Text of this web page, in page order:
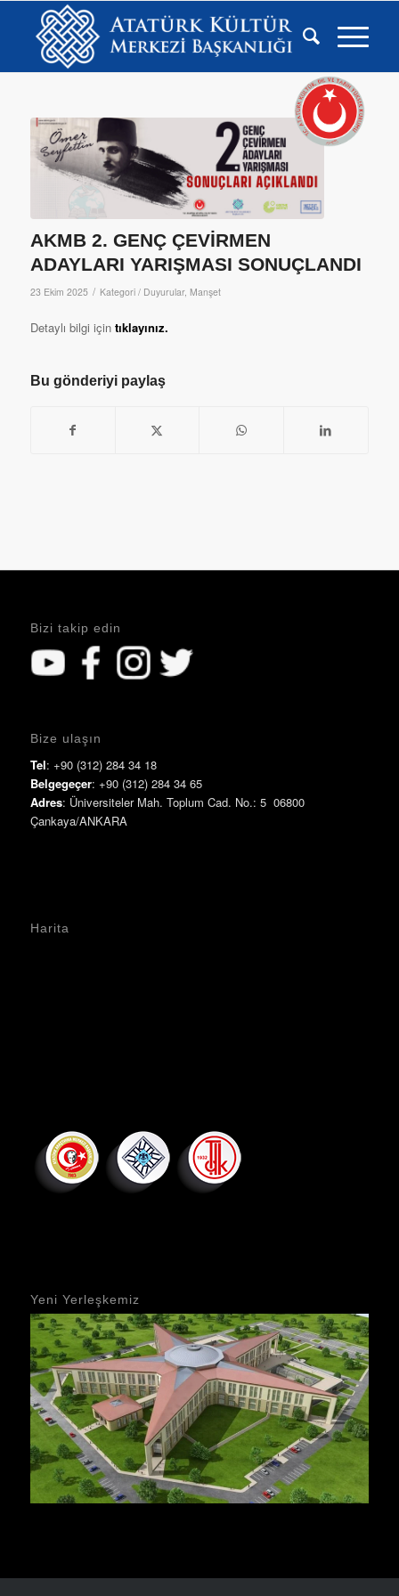
AKMB 2. GENÇ ÇEVİRMEN
ADAYLARI YARIŞMASI SONUÇLANDI
23 Ekim 2025 / Kategori / Duyurular, Manşet
Detaylı bilgi için tıklayınız.
Bu gönderiyi paylaş
Bizi takip edin
Bize ulaşın
Tel: +90 (312) 284 34 18
Belgegeçer: +90 (312) 284 34 65
Adres: Üniversiteler Mah. Toplum Cad. No.: 5 06800
Çankaya/ANKARA
Harita
Yeni Yerleşkemiz